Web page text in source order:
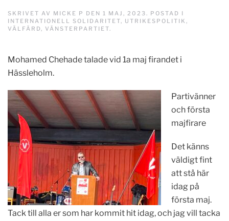
SKRIVET AV MICKE P DEN 1 MAJ, 2023. POSTAD I
INTERNATIONELL SOLIDARITET, UTRIKESPOLITIK ,
VÄLFÄRD, VÄNSTERPARTIET.
Mohamed Chehade talade vid 1a maj firandet i
Hässleholm.
Partivänner
och första
majfirare
Det känns
väldigt fint
att stå här
idag på
första maj.
Tack till alla er som har kommit hit idag, och jag vill tacka